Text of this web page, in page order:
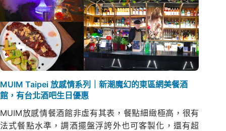
MUIM Taipei 放感情系列｜新潮魔幻的東區網美餐酒
館，有台北酒吧生日優惠
MUIM放感情餐酒館非虛有其表，餐點細緻極高，很有
法式餐點水準，調酒擺盤浮誇外也可客製化，還有超